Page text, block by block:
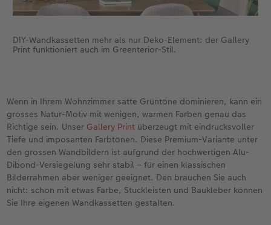
DIY-Wandkassetten mehr als nur Deko-Element: der Gallery
Print funktioniert auch im Greenterior-Stil.
Wenn in Ihrem Wohnzimmer satte Grüntöne dominieren, kann ein
grosses Natur-Motiv mit wenigen, warmen Farben genau das
Richtige sein. Unser Gallery Print überzeugt mit eindrucksvoller
Tiefe und imposanten Farbtönen. Diese Premium-Variante unter
den grossen Wandbildern ist aufgrund der hochwertigen Alu-
Dibond-Versiegelung sehr stabil – für einen klassischen
Bilderrahmen aber weniger geeignet. Den brauchen Sie auch
nicht: schon mit etwas Farbe, Stuckleisten und Baukleber können
Sie Ihre eigenen Wandkassetten gestalten.